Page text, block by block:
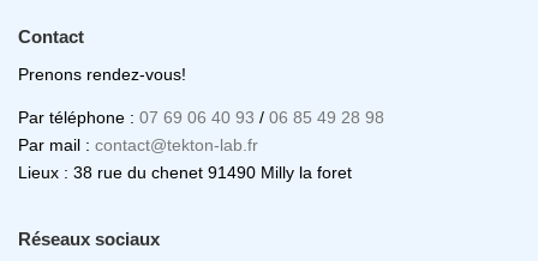
Contact
Prenons rendez-vous!
Par téléphone : 07 69 06 40 93 / 06 85 49 28 98
Par mail : contact@tekton-lab.fr
Lieux : 38 rue du chenet 91490 Milly la foret
Réseaux sociaux